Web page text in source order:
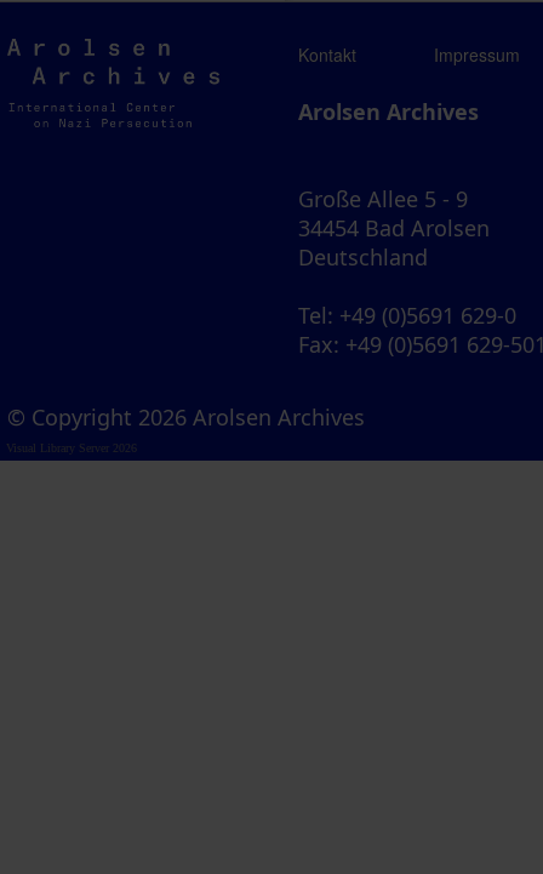
Arolsen
Archives
Kontakt Impressum
Arolsen Archives
Große Allee 5 - 9
34454 Bad Arolsen
Deutschland
Tel: +49 (0)5691 629-0
Fax: +49 (0)5691 629-
© Copyright 2026 Arolsen Archives
Visual Library Server 2026